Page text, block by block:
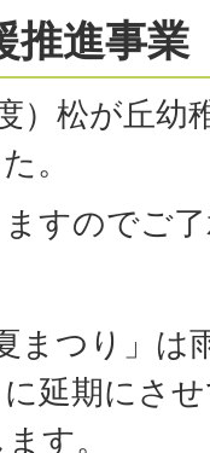
推進事業
）松が丘幼
。
すのでご
まつり」は
に延期にさ
す。